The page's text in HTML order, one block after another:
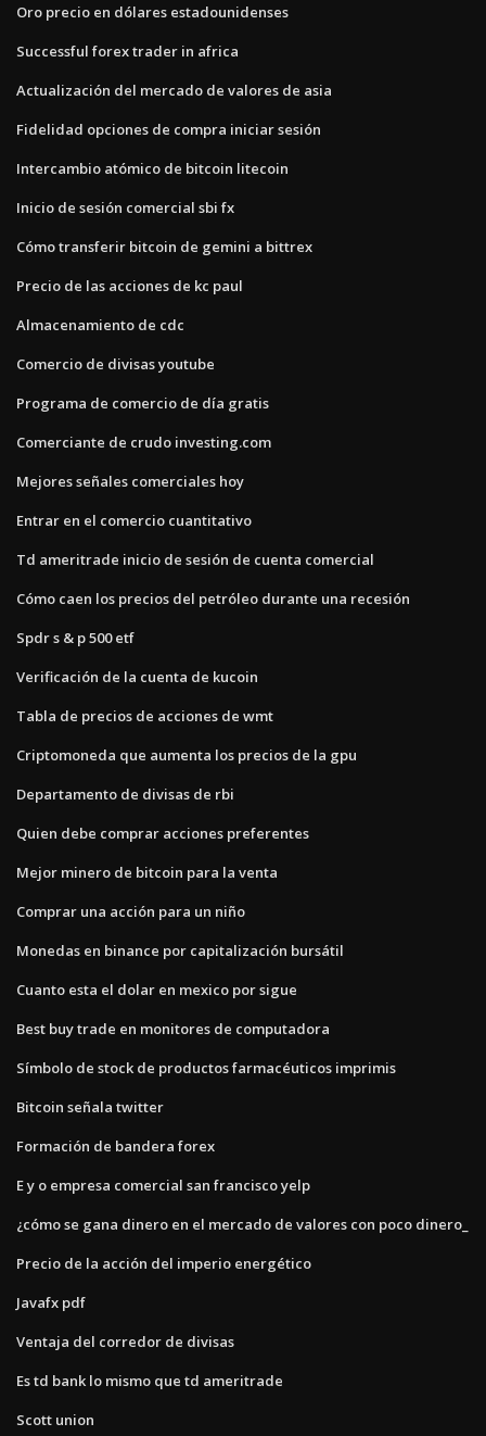
Oro precio en dólares estadounidenses
Successful forex trader in africa
Actualización del mercado de valores de asia
Fidelidad opciones de compra iniciar sesión
Intercambio atómico de bitcoin litecoin
Inicio de sesión comercial sbi fx
Cómo transferir bitcoin de gemini a bittrex
Precio de las acciones de kc paul
Almacenamiento de cdc
Comercio de divisas youtube
Programa de comercio de día gratis
Comerciante de crudo investing.com
Mejores señales comerciales hoy
Entrar en el comercio cuantitativo
Td ameritrade inicio de sesión de cuenta comercial
Cómo caen los precios del petróleo durante una recesión
Spdr s & p 500 etf
Verificación de la cuenta de kucoin
Tabla de precios de acciones de wmt
Criptomoneda que aumenta los precios de la gpu
Departamento de divisas de rbi
Quien debe comprar acciones preferentes
Mejor minero de bitcoin para la venta
Comprar una acción para un niño
Monedas en binance por capitalización bursátil
Cuanto esta el dolar en mexico por sigue
Best buy trade en monitores de computadora
Símbolo de stock de productos farmacéuticos imprimis
Bitcoin señala twitter
Formación de bandera forex
E y o empresa comercial san francisco yelp
¿cómo se gana dinero en el mercado de valores con poco dinero_
Precio de la acción del imperio energético
Javafx pdf
Ventaja del corredor de divisas
Es td bank lo mismo que td ameritrade
Scott union